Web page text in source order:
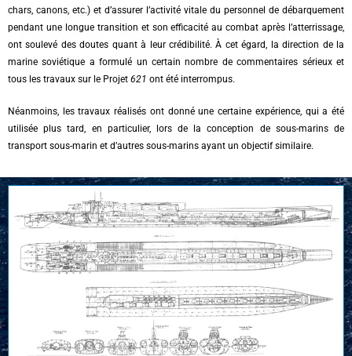
chars, canons, etc.) et d’assurer l’activité vitale du personnel de débarquement
pendant une longue transition et son efficacité au combat après l’atterrissage,
ont soulevé des doutes quant à leur crédibilité. À cet égard, la direction de la
marine soviétique a formulé un certain nombre de commentaires sérieux et
tous les travaux sur le Projet 621 ont été interrompus.
Néanmoins, les travaux réalisés ont donné une certaine expérience, qui a été
utilisée plus tard, en particulier, lors de la conception de sous-marins de
transport sous-marin et d’autres sous-marins ayant un objectif similaire.